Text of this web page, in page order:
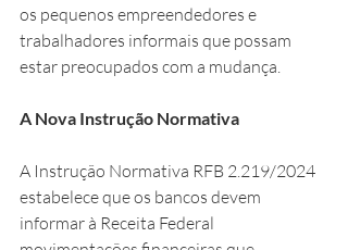
os pequenos empreendedores e
trabalhadores informais que possam
estar preocupados com a mudança.
A Nova Instrução Normativa
A Instrução Normativa RFB 2.219/2024
estabelece que os bancos devem
informar à Receita Federal